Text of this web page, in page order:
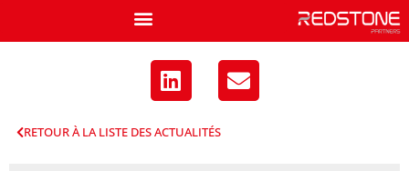
RETOUR À LA LISTE DES ACTUALITÉS